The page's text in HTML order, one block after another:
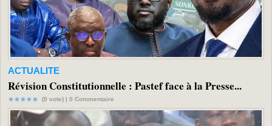
ACTUALITE
Révision Constitutionnelle : Pastef face à la Presse...
(0 vote) | 0 Commentaire